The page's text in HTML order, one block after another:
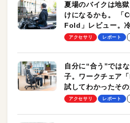
夏場のバイクは地
けになるかも。 「
Fold」レビュー。
却プレート、シン
アクセサリ レポート
自分に“合う”では
子。ワークチェア
試してわかったそ
ッチ機能も搭載
アクセサリ レポート